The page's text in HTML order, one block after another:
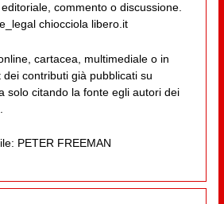
commento o discussione.
chiocciola libero.it
cartacea, multimediale o in
contributi già pubblicati su
solo citando la fonte egli autori dei
PETER FREEMAN